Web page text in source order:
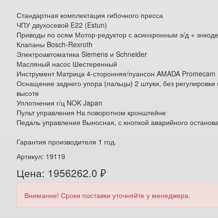
Стандартная комплектация гибочного пресса
ЧПУ двухосевой E22 (Estun)
Приводы по осям Мотор-редуктор с асинхронным э/д +
Клапаны Bosch-Rexroth
Электроавтоматика Siemens и Schneider
Масляный насос Шестеренный
Инструмент Матрица 4-сторонняя/пуансон AMADA Promecam
Оснащение заднего упора (пальцы) 2 штуки, без регулировки
высоте
Уплотнения г/ц NOK Japan
Пульт управления На поворотном кронштейне
Педаль управления Выносная, с кнопкой аварийного
Гарантия производителя 1 год.
Артикул: 19119
Цена: 1956262.0 ₽
Внимание! Сроки поставки уточняйте у менеджера.